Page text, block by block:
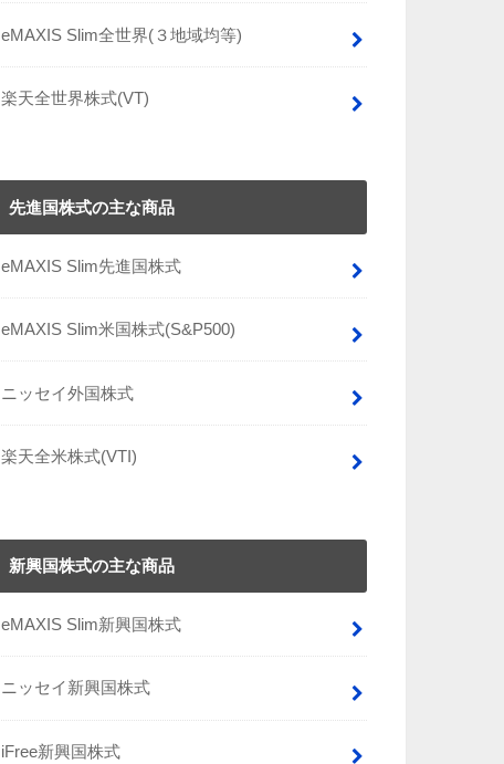
eMAXIS Slim全世界(３地域均等)
楽天全世界株式(VT)
先進国株式の主な商品
eMAXIS Slim先進国株式
eMAXIS Slim米国株式(S&P500)
ニッセイ外国株式
楽天全米株式(VTI)
新興国株式の主な商品
eMAXIS Slim新興国株式
ニッセイ新興国株式
iFree新興国株式